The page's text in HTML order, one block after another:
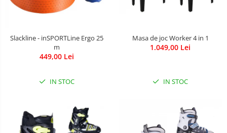
Slackline - inSPORTLine Ergo 25
m
449,00 Lei
IN STOC
Masa de joc Worker 4 in 1
1.049,00 Lei
IN STOC